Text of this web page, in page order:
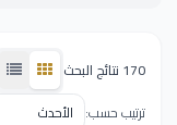
170 نتائج البحث
ترتيب حسب: